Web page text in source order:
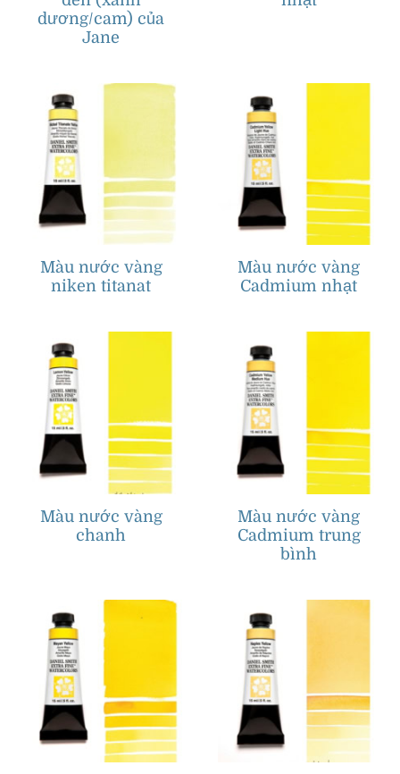
dương/cam) của
Jane
Màu nước vàng
niken titanat
Màu nước vàng
Cadmium nhạt
Màu nước vàng
chanh
Màu nước vàng
Cadmium trung
bình